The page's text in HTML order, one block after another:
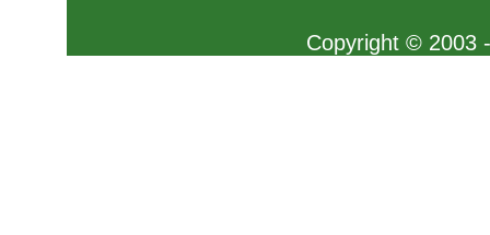
Copyright © 2003